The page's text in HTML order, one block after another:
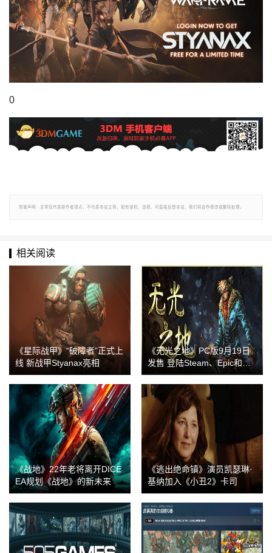
0
郑重声明：文章仅代表原作者观点，不代表本站立场；如有侵权、违规，可直接反馈本站，我们将会作修改或删除处理。
相关阅读
《星际战甲》“破障者”正式上
线 新战甲Styanax亮相
《无光之地》PC版9月19日
发售 登陆Steam、Epic和GO
G
《战地》22年老将离开DICE
EA规划《战地》的新未来
《逃出绝命镇》演员凯瑟琳·
基纳加入《小丑2》卡司